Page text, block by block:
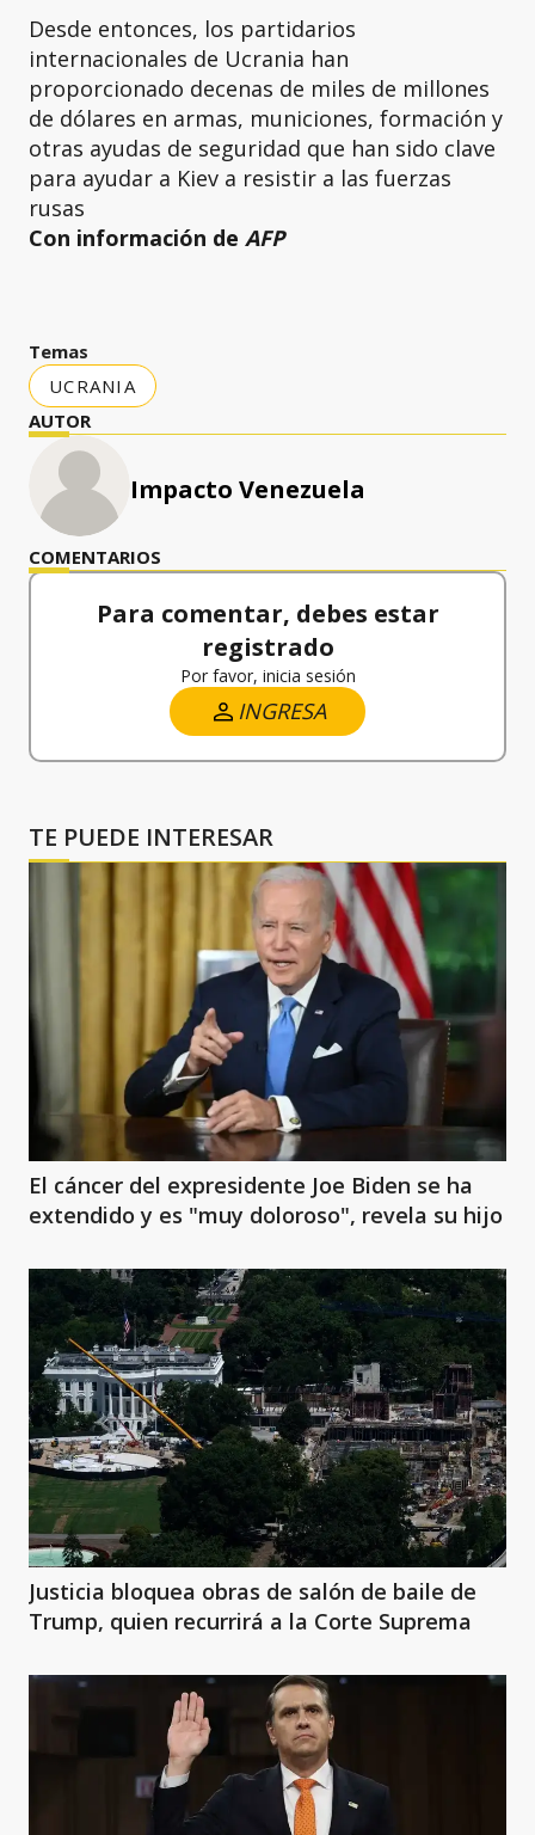
Desde entonces, los partidarios
internacionales de Ucrania han
proporcionado decenas de miles de millones
de dólares en armas, municiones, formación y
otras ayudas de seguridad que han sido clave
para ayudar a Kiev a resistir a las fuerzas
rusas
Con información de AFP
Temas
UCRANIA
AUTOR
Impacto Venezuela
COMENTARIOS
Para comentar, debes estar
registrado
Por favor, inicia sesión
INGRESA
TE PUEDE INTERESAR
El cáncer del expresidente Joe Biden se ha
extendido y es "muy doloroso", revela su hijo
Justicia bloquea obras de salón de baile de
Trump, quien recurrirá a la Corte Suprema